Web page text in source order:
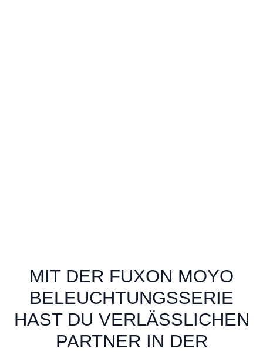
MIT DER FUXON MOYO
BELEUCHTUNGSSERIE
HAST DU VERLÄSSLICHEN
PARTNER IN DER